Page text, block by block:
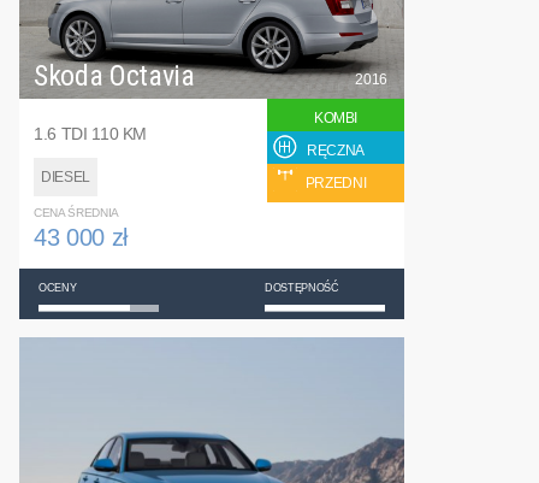
Skoda Octavia
1.6 TDI 110 KM
DIESEL
2016
KOMBI
RĘCZNA
PRZEDNI
CENA ŚREDNIA
43 000 zł
OCENY DOSTĘPNOŚĆ